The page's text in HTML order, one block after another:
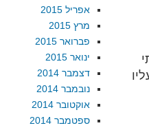
אפריל 2015
מרץ 2015
פברואר 2015
ינואר 2015
דצמבר 2014
נובמבר 2014
אוקטובר 2014
ספטמבר 2014